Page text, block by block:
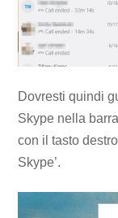
Dovresti quindi
Skype nella
con il tasto
Skype’.